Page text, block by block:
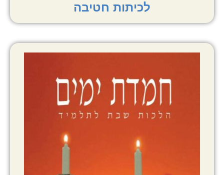
לכיתות חטיבה